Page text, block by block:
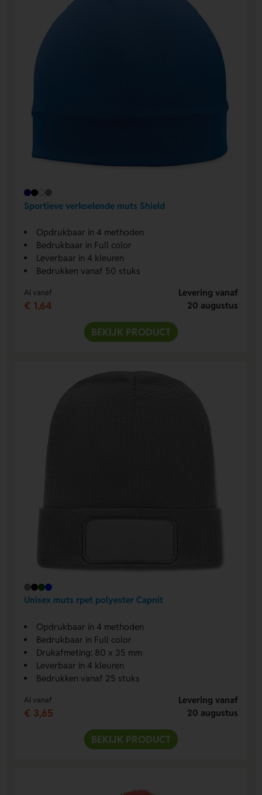
Sportieve verkoelende muts Shield
Opdrukbaar in 4 methoden
Bedrukbaar in Full color
Leverbaar in 4 kleuren
Bedrukken vanaf 50 stuks
Al vanaf
€ 1,64
Levering vanaf
20 augustus
BEKIJK PRODUCT
Unisex muts rpet polyester Capnit
Opdrukbaar in 4 methoden
Bedrukbaar in Full color
Drukafmeting: 80 x 35 mm
Leverbaar in 4 kleuren
Bedrukken vanaf 25 stuks
Al vanaf
€ 3,65
Levering vanaf
20 augustus
BEKIJK PRODUCT